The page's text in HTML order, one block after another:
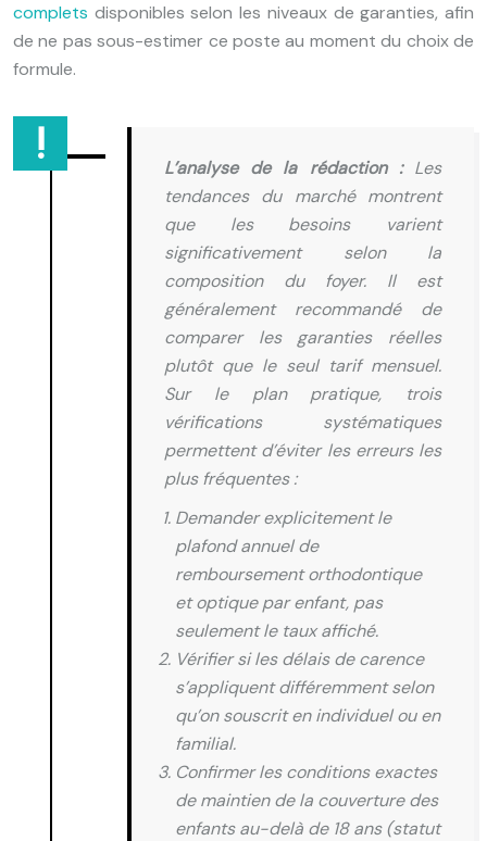
complets disponibles selon les niveaux de garanties, afin
de ne pas sous-estimer ce poste au moment du choix de
formule.
L’analyse de la rédaction :Les
tendances du marché montrent
que les besoins varient
significativement selon la
composition du foyer. Il est
généralement recommandé de
comparer les garanties réelles
plutôt que le seul tarif mensuel.
Sur le plan pratique, trois
vérifications systématiques
permettent d’éviter les erreurs les
plus fréquentes :
Demander explicitement le
plafond annuel de
remboursement orthodontique
et optique par enfant, pas
seulement le taux affiché.
Vérifier si les délais de carence
s’appliquent différemment selon
qu’on souscrit en individuel ou en
familial.
Confirmer les conditions exactes
de maintien de la couverture des
enfants au-delà de 18 ans (statut